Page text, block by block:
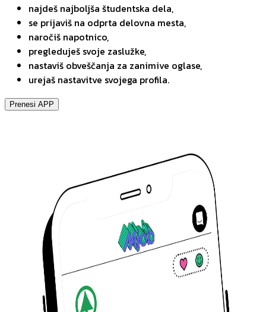
najdeš najboljša študentska dela,
se prijaviš na odprta delovna mesta,
naročiš napotnico,
pregleduješ svoje zaslužke,
nastaviš obveščanja za zanimive oglase,
urejaš nastavitve svojega profila.
Prenesi APP